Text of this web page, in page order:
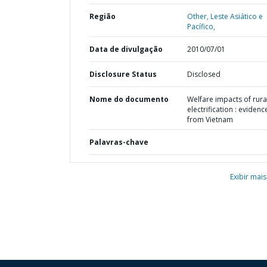
Região Other,Leste Asiático e
Pacífico,
Data de divulgação 2010/07/01
Disclosure Status Disclosed
Nome do documento
Welfare impacts of
electrification :
from Vietnam
Palavras-chave
Exibir mais